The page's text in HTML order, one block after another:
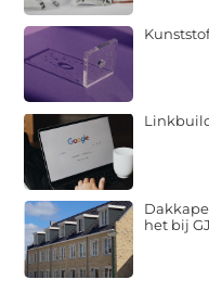
het bij